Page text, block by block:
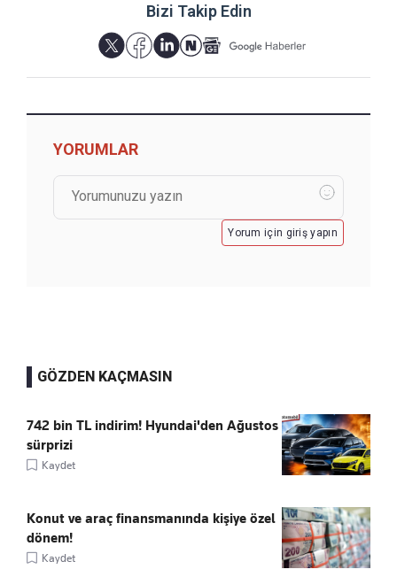
Bizi Takip Edin
YORUMLAR
Yorum için giriş yapın
GÖZDEN KAÇMASIN
742 bin TL indirim! Hyundai'den Ağustos
sürprizi
Kaydet
Konut ve araç finansmanında kişiye özel
dönem!
Kaydet